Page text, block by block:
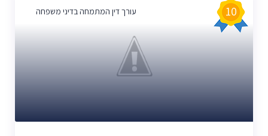
עורך דין המתמחה בדיני משפחה 10